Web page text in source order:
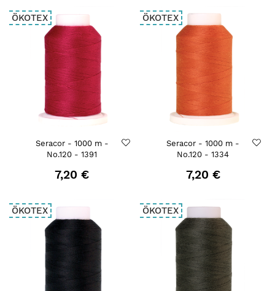
ÖKOTEX
Seracor - 1000 m -
No.120 - 1391
7,20 €
ÖKOTEX
Seracor - 1000 m -
No.120 - 1334
7,20 €
ÖKOTEX ÖKOTEX